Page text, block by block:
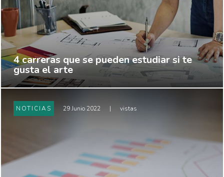
4 carreras que se pueden estudiar si te
gusta el arte
NOTICIAS 29 Junio 2022 | vistas